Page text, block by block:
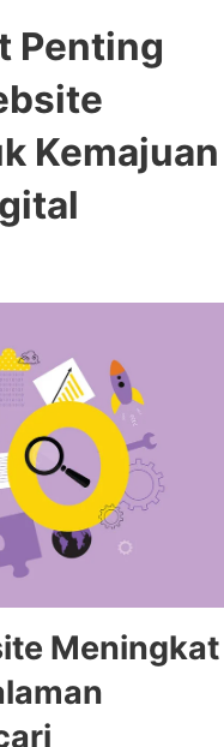
Penting
Kemajuan
Meningkat